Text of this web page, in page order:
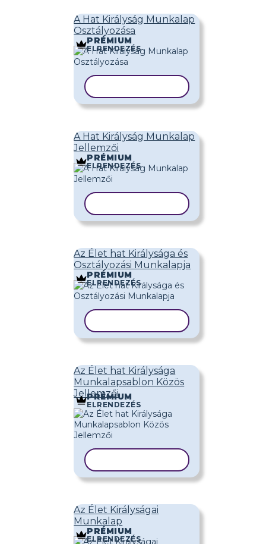
A Hat Királyság Munkalap
Osztályozása
PRÉMIUM
ELRENDEZÉS
A Hat Királyság Munkalap
Jellemzői
PRÉMIUM
ELRENDEZÉS
Az Élet hat Királysága és
Osztályozási Munkalapja
PRÉMIUM
ELRENDEZÉS
Az Élet hat Királysága
Munkalapsablon Közös
Jellemzői
PRÉMIUM
ELRENDEZÉS
Az Élet Királyságai
Munkalap
PRÉMIUM
ELRENDEZÉS